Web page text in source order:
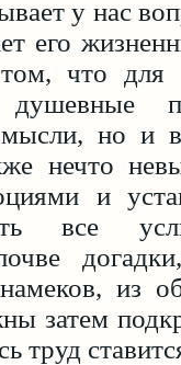
у нас
его
что для
душевные
но и
нечто
и
все
из
затем
труд